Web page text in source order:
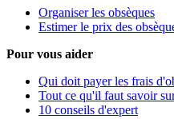
Organiser les obsèques
Estimer le prix des
Pour vous aider
Qui doit payer les frais
Tout ce qu'il faut savoir
10 conseils d'expert